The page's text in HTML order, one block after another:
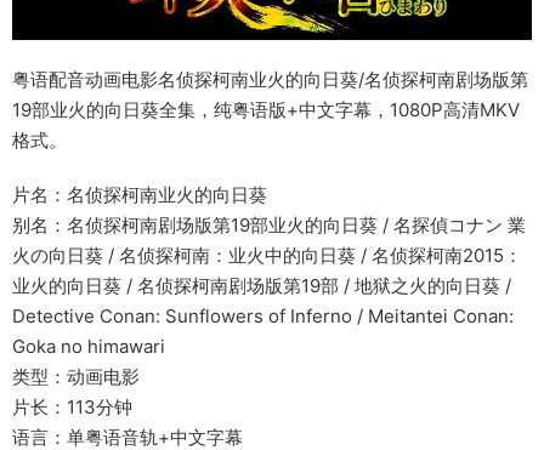
粤语配音动画电影名侦探柯南业火的向日葵/名侦探柯南剧场版第
19部业火的向日葵全集，纯粤语版+中文字幕，1080P高清MKV
格式。
片名：名侦探柯南业火的向日葵
别名：名侦探柯南剧场版第19部业火的向日葵 / 名探偵コナン 業
火の向日葵 / 名侦探柯南：业火中的向日葵 / 名侦探柯南2015：
业火的向日葵 / 名侦探柯南剧场版第19部 / 地狱之火的向日葵 /
Detective Conan: Sunflowers of Inferno / Meitantei Conan:
Goka no himawari
类型：动画电影
片长：113分钟
语言：单粤语音轨+中文字幕